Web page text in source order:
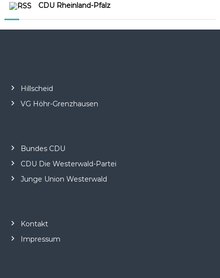
CDU Rheinland-Pfalz
Hillscheid
VG Höhr-Grenzhausen
Bundes CDU
CDU Die Westerwald-Partei
Junge Union Westerwald
Kontakt
Impressum